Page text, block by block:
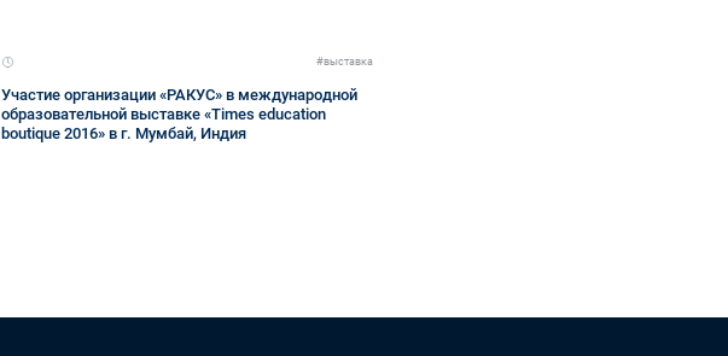
#выставка
Участие организации «РАКУС» в международной
образовательной выставке «Times education
boutique 2016» в г. Мумбай, Индия